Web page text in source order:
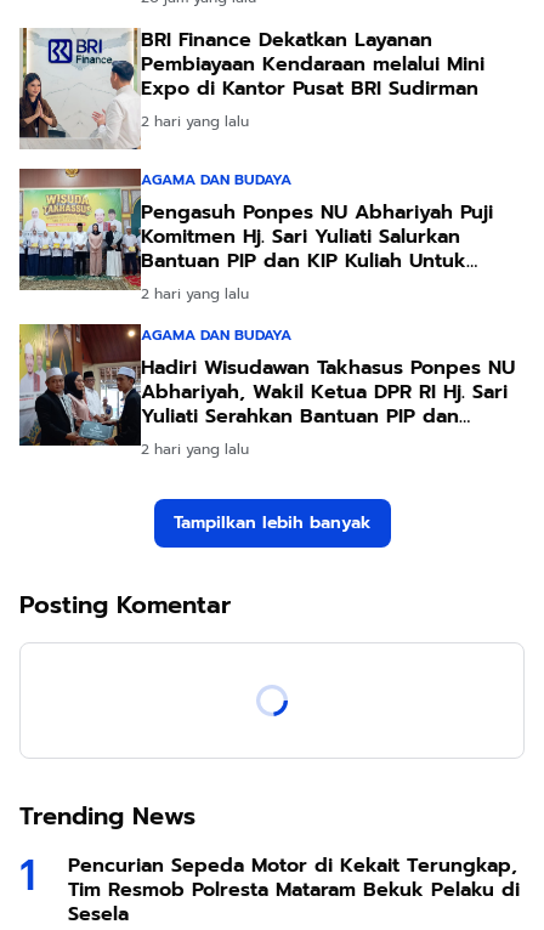
BRI Finance Dekatkan Layanan
Pembiayaan Kendaraan melalui Mini
Expo di Kantor Pusat BRI Sudirman
2 hari yang lalu
AGAMA DAN BUDAYA
Pengasuh Ponpes NU Abhariyah Puji
Komitmen Hj. Sari Yuliati Salurkan
Bantuan PIP dan KIP Kuliah Untuk
Santri
2 hari yang lalu
AGAMA DAN BUDAYA
Hadiri Wisudawan Takhasus Ponpes NU
Abhariyah, Wakil Ketua DPR RI Hj. Sari
Yuliati Serahkan Bantuan PIP dan
Bantuan Program Sanitasi
2 hari yang lalu
Tampilkan lebih banyak
Posting Komentar
Trending News
Pencurian Sepeda Motor di Kekait Terungkap,
Tim Resmob Polresta Mataram Bekuk Pelaku di
Sesela